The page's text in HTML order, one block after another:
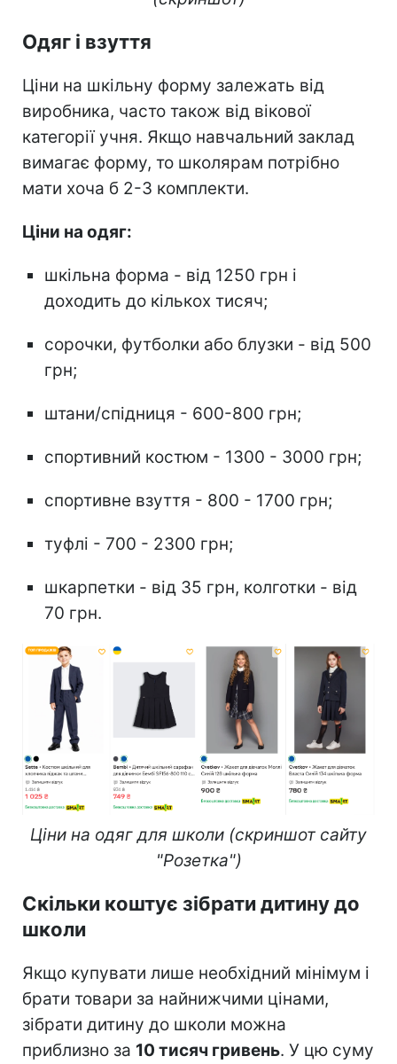
Одяг і взуття
Ціни на шкільну форму залежать від
виробника, часто також від вікової
категорії учня. Якщо навчальний заклад
вимагає форму, то школярам потрібно
мати хоча б 2-3 комплекти.
Ціни на одяг:
шкільна форма - від 1250 грн і
доходить до кількох тисяч;
сорочки, футболки або блузки - від 500
грн;
штани/спідниця - 600-800 грн;
спортивний костюм - 1300 - 3000 грн;
спортивне взуття - 800 - 1700 грн;
туфлі - 700 - 2300 грн;
шкарпетки - від 35 грн, колготки - від
70 грн.
Ціни на одяг для школи (скриншот сайту
"Розетка")
Скільки коштує зібрати дитину до
школи
Якщо купувати лише необхідний мінімум і
брати товари за найнижчими цінами,
зібрати дитину до школи можна
приблизно за 10 тисяч гривень. У цю суму